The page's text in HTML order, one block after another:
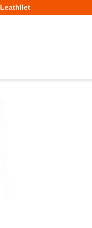
Leathllet